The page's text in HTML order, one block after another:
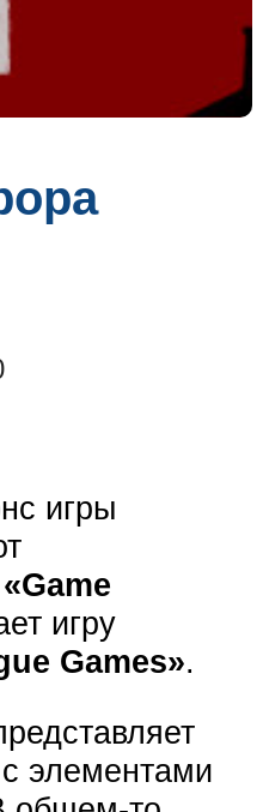
игры
«Game
игру
Games».
элементами